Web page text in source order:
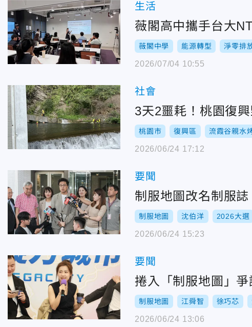
生活
薇閣高中攜手台大
薇閣中學 能源轉型 淨零排
2026/07/04 10:55
社會
3天2噩耗！桃園復
桃園市 復興區 流霞谷親水
2026/06/24 17:12
要聞
制服地圖改名制服
制服地圖 沈伯洋 2026大選
2026/06/24 15:23
要聞
捲入「制服地圖」
制服地圖 江舜智 徐巧芯
2026/06/24 13:06